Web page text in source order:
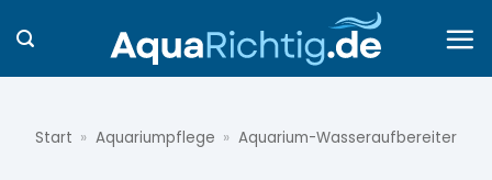
Inhalt
springen
Start » Aquariumpflege » Aquarium-Wasseraufbereiter